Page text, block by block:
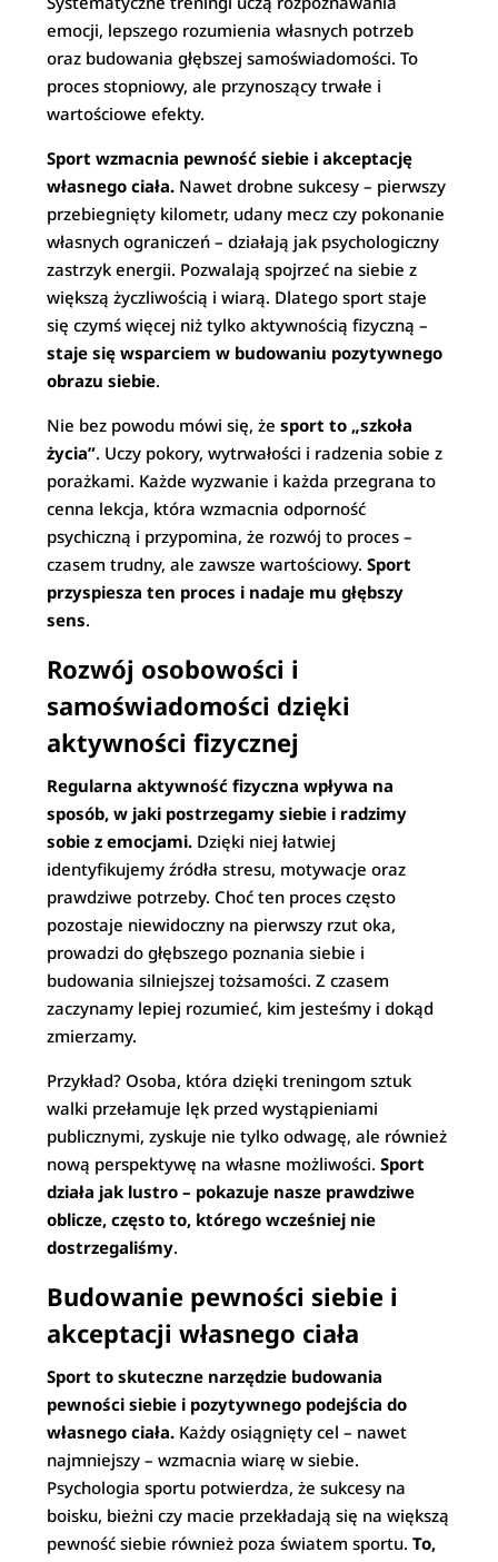
emocji, lepszego rozumienia własnych potrzeb
oraz budowania głębszej samoświadomości. To
proces stopniowy, ale przynoszący trwałe i
wartościowe efekty.
Sport wzmacnia pewność siebie i akceptację
własnego ciała. Nawet drobne sukcesy – pierwszy
przebiegnięty kilometr, udany mecz czy pokonanie
własnych ograniczeń – działają jak psychologiczny
zastrzyk energii. Pozwalają spojrzeć na siebie z
większą życzliwością i wiarą. Dlatego sport staje
się czymś więcej niż tylko aktywnością fizyczną –
staje się wsparciem w budowaniu pozytywnego
obrazu siebie.
Nie bez powodu mówi się, żesport to „szkoła
życia”. Uczy pokory, wytrwałości i radzenia sobie z
porażkami. Każde wyzwanie i każda przegrana to
cenna lekcja, która wzmacnia odporność
psychiczną i przypomina, że rozwój to proces –
czasem trudny, ale zawsze wartościowy.Sport
przyspiesza ten proces i nadaje mu głębszy
sens.
Rozwój osobowości i
samoświadomości dzięki
aktywności fizycznej
Regularna aktywność fizyczna wpływa na
sposób, w jaki postrzegamy siebie i radzimy
sobie z emocjami. Dzięki niej łatwiej
identyfikujemy źródła stresu, motywacje oraz
prawdziwe potrzeby. Choć ten proces często
pozostaje niewidoczny na pierwszy rzut oka,
prowadzi do głębszego poznania siebie i
budowania silniejszej tożsamości. Z czasem
zaczynamy lepiej rozumieć, kim jesteśmy i dokąd
zmierzamy.
Przykład? Osoba, która dzięki treningom sztuk
walki przełamuje lęk przed wystąpieniami
publicznymi, zyskuje nie tylko odwagę, ale również
nową perspektywę na własne możliwości.Sport
działa jak lustro – pokazuje nasze prawdziwe
oblicze, często to, którego wcześniej nie
dostrzegaliśmy.
Budowanie pewności siebie i
akceptacji własnego ciała
Sport to skuteczne narzędzie budowania
pewności siebie i pozytywnego podejścia do
własnego ciała. Każdy osiągnięty cel – nawet
najmniejszy – wzmacnia wiarę w siebie.
Psychologia sportu potwierdza, że sukcesy na
boisku, bieżni czy macie przekładają się na większą
pewność siebie również poza światem sportu.To,